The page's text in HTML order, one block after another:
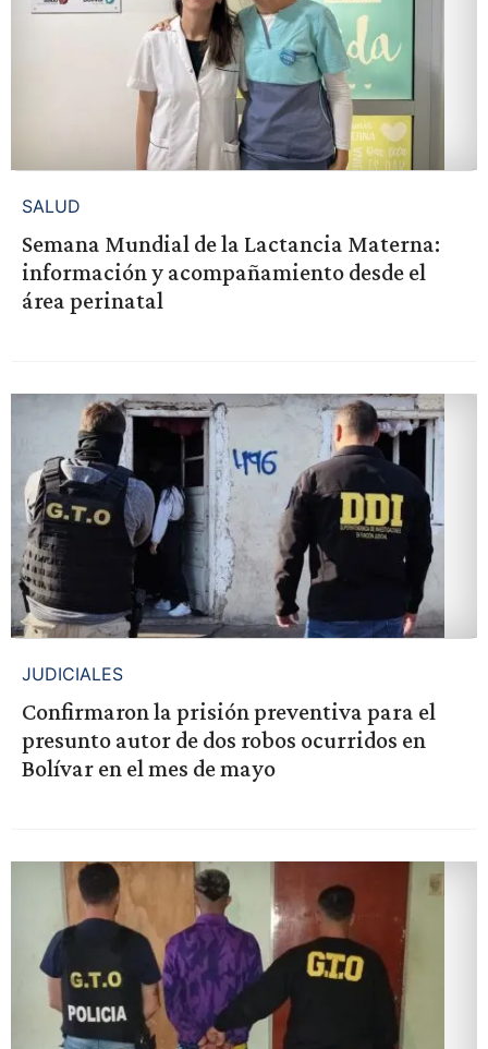
SALUD
Semana Mundial de la Lactancia Materna:
información y acompañamiento desde el
área perinatal
JUDICIALES
Confirmaron la prisión preventiva para el
presunto autor de dos robos ocurridos en
Bolívar en el mes de mayo